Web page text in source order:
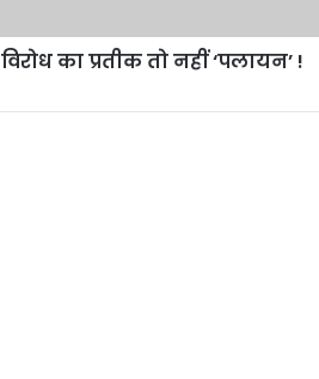
विरोध का प्रतीक तो नहीं ‘पलायन’ !